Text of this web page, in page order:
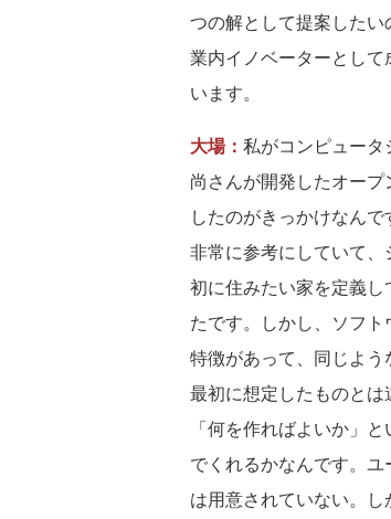
つの解として提案した
業内イノベーターとし
います。
大場： 私がコンピュー
尚さんが開発したオー
したのがきっかけなん
非常に参考にしていて
初に住みたい家を定義
たです。しかし、ソフ
特徴があって、同じよう
最初に想定したものと
「何を作ればよいか」
でくれるかなんです。
は用意されていない。